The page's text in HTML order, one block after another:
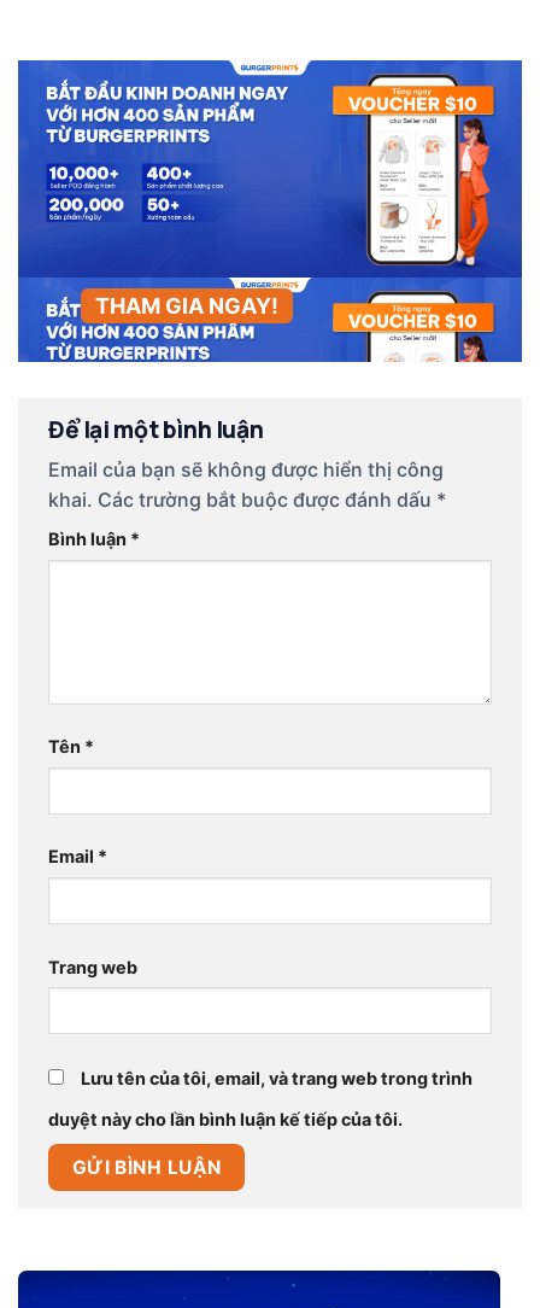
THAM GIA NGAY!
Để lại một bình luận
Email của bạn sẽ không được hiển thị công
khai. Các trường bắt buộc được đánh dấu *
Bình luận *
Tên *
Email *
Trang web
Lưu tên của tôi, email, và trang web trong trình
duyệt này cho lần bình luận kế tiếp của tôi.